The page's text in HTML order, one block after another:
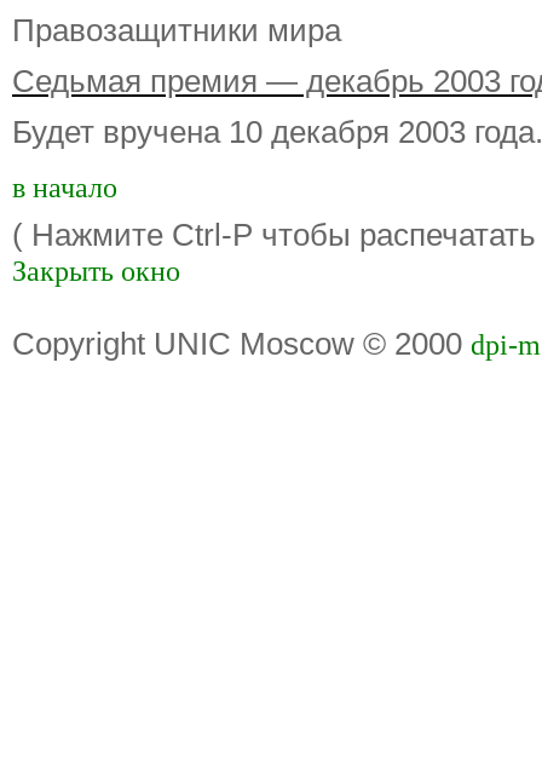
Правозащитники мира
Седьмая премия — декабрь 2003
Будет вручена 10 декабря 2003 года.
в начало
( Нажмите Ctrl-P чтобы
Закрыть окно
Copyright UNIC Moscow © 2000 dpi-